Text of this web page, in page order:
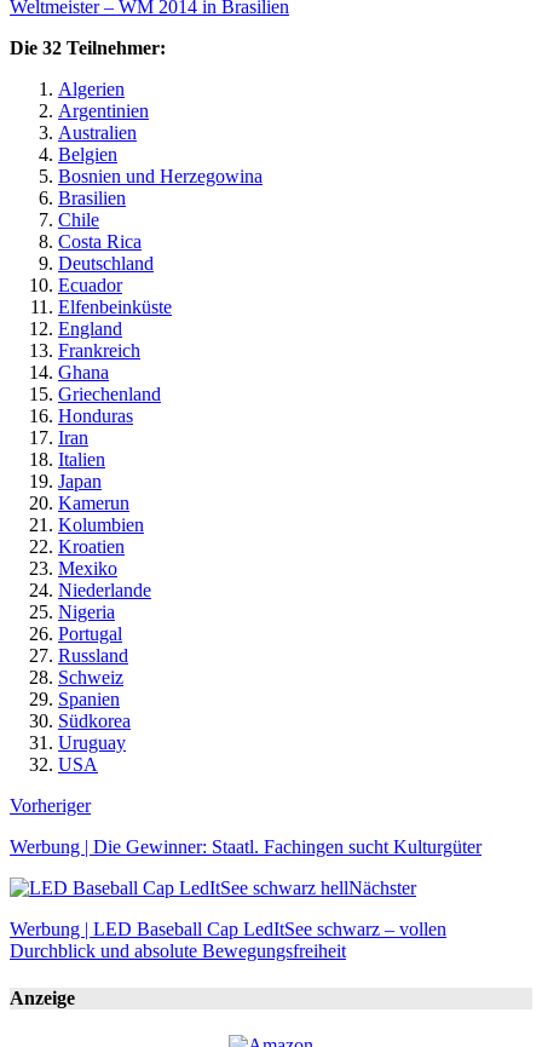
Weltmeister – WM 2014 in Brasilien
Die 32 Teilnehmer:
Algerien
Argentinien
Australien
Belgien
Bosnien und Herzegowina
Brasilien
Chile
Costa Rica
Deutschland
Ecuador
Elfenbeinküste
England
Frankreich
Ghana
Griechenland
Honduras
Iran
Italien
Japan
Kamerun
Kolumbien
Kroatien
Mexiko
Niederlande
Nigeria
Portugal
Russland
Schweiz
Spanien
Südkorea
Uruguay
USA
Vorheriger
Werbung | Die Gewinner: Staatl. Fachingen sucht Kulturgüter
Nächster
Werbung | LED Baseball Cap LedItSee schwarz – vollen
Durchblick und absolute Bewegungsfreiheit
Anzeige